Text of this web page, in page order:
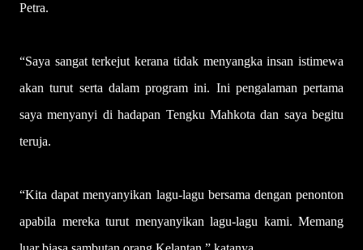
Petra.
“Saya sangat terkejut kerana tidak menyangka insan istimewa
akan turut serta dalam program ini. Ini pengalaman pertama
saya menyanyi di hadapan Tengku Mahkota dan saya begitu
teruja.
“Kita dapat menyanyikan lagu-lagu bersama dengan penonton
apabila mereka turut menyanyikan lagu-lagu kami. Memang